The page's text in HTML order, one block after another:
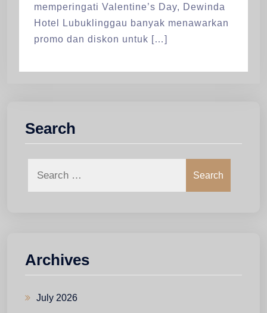
memperingati Valentine’s Day, Dewinda
Hotel Lubuklinggau banyak menawarkan
promo dan diskon untuk […]
Search
Search
Archives
July 2026